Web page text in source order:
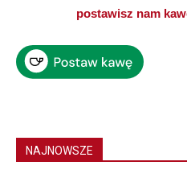
postawisz nam
NAJNOWSZE